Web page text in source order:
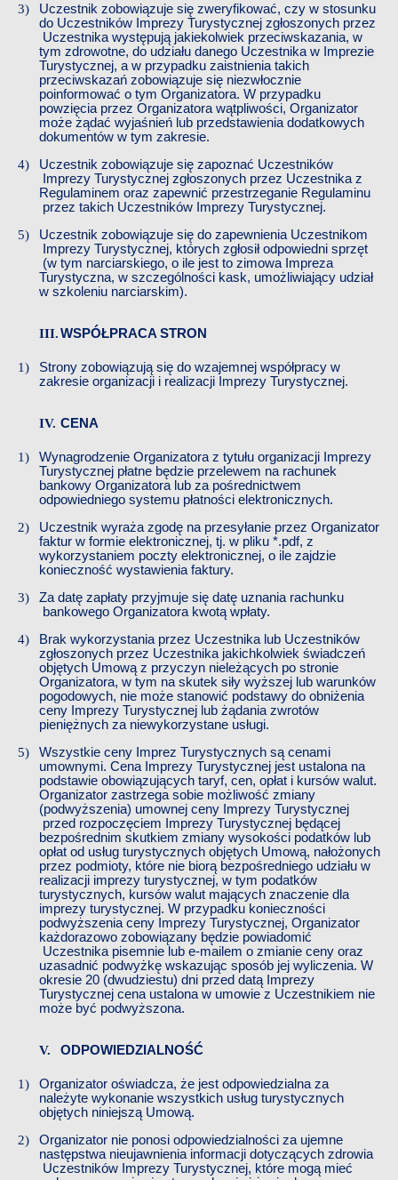
Uczestnik zobowiązuje się zweryfikować, czy w stosunku
do Uczestników Imprezy Turystycznej zgłoszonych przez
Uczestnika występują jakiekolwiek przeciwskazania, w
tym zdrowotne, do udziału danego Uczestnika w Imprezie
Turystycznej, a w przypadku zaistnienia takich
przeciwskazań zobowiązuje się niezwłocznie
poinformować o tym Organizatora. W przypadku
powzięcia przez Organizatora wątpliwości, Organizator
może żądać wyjaśnień lub przedstawienia dodatkowych
dokumentów w tym zakresie.
Uczestnik zobowiązuje się zapoznać Uczestników
Imprezy Turystycznej zgłoszonych przez Uczestnika z
Regulaminem oraz zapewnić przestrzeganie Regulaminu
przez takich Uczestników Imprezy Turystycznej.
Uczestnik zobowiązuje się do zapewnienia Uczestnikom
Imprezy Turystycznej, których zgłosił​​odpowiedni sprzęt
(w tym narciarskiego, o ile jest to zimowa Impreza
Turystyczna, w szczególności kask, umożliwiający udział
w szkoleniu narciarskim).
WSPÓŁPRACA STRON
Strony zobowiązują się do wzajemnej współpracy w
zakresie organizacji i realizacji Imprezy Turystycznej.
CENA
Wynagrodzenie Organizatora z tytułu organizacji Imprezy
Turystycznej płatne będzie przelewem na rachunek
bankowy Organizatora lub za pośrednictwem
odpowiedniego systemu płatności elektronicznych.
Uczestnik wyraża zgodę na przesyłanie przez Organizator
faktur w formie elektronicznej, tj. w pliku *.pdf, z
wykorzystaniem poczty elektronicznej, o ile zajdzie
konieczność wystawienia faktury.
Za datę zapłaty przyjmuje się datę uznania rachunku
bankowego Organizatora kwotą wpłaty.
Brak wykorzystania przez Uczestnika lub Uczestników
zgłoszonych przez Uczestnika jakichkolwiek świadczeń
objętych Umową z przyczyn nieleżących po stronie
Organizatora, w tym na skutek siły wyższej lub warunków
pogodowych, nie może stanowić podstawy do obniżenia
ceny Imprezy Turystycznej lub żądania zwrotów
pieniężnych za niewykorzystane usługi.
Wszystkie ceny Imprez Turystycznych są cenami
umownymi. Cena Imprezy Turystycznej jest ustalona na
podstawie obowiązujących taryf, cen, opłat i kursów walut.
Organizator zastrzega sobie możliwość zmiany
(podwyższenia) umownej ceny Imprezy Turystycznej
przed rozpoczęciem
Imprezy Turystycznej będącej
bezpośrednim skutkiem zmiany wysokości podatków lub
opłat od usług turystycznych objętych Umową, nałożonych
przez podmioty, które nie biorą bezpośredniego udziału w
realizacji imprezy turystycznej, w tym podatków
turystycznych, kursów walut mających znaczenie dla
imprezy turystycznej. W przypadku konieczności
podwyższenia ceny Imprezy Turystycznej, Organizator
każdorazowo zobowiązany będzie powiadomić
Uczestnika pisemnie lub e-mailem o zmianie ceny oraz
uzasadnić podwyżkę wskazując sposób jej wyliczenia. W
okresie 20 (dwudziestu) dni przed datą Imprezy
Turystycznej cena ustalona w umowie z Uczestnikiem nie
może być podwyższona.
ODPOWIEDZIALNOŚĆ
Organizator oświadcza, że jest odpowiedzialna za
należyte wykonanie wszystkich usług turystycznych
objętych niniejszą Umową.
Organizator nie ponosi odpowiedzialności za ujemne
następstwa nieujawnienia informacji dotyczących zdrowia
Uczestników Imprezy Turystycznej, które mogą mieć